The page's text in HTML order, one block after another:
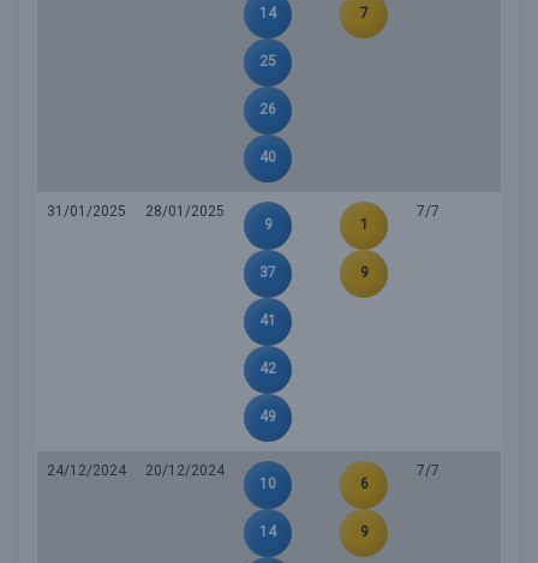
14
25
26
40
7
31/01/2025
28/01/2025
9
37
41
42
49
1
9
7/7
24/12/2024
20/12/2024
10
14
6
9
7/7